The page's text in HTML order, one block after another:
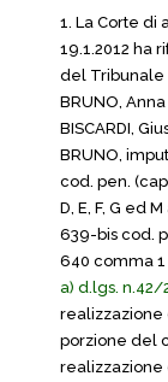
1. La Corte di
19.1.2012 ha
del Tribunale
BRUNO,
BISCARDI,
BRUNO,
cod. pen.
D, E, F, G ed
639-bis cod.
640 comma 1
a) d.lgs. n.42/
realizzazione
porzione del
realizzazione